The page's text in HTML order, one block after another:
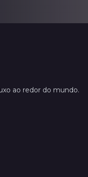
ao redor do mundo.